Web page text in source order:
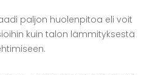
paljon huolenpitoa eli voit
kuin talon lämmityksestä